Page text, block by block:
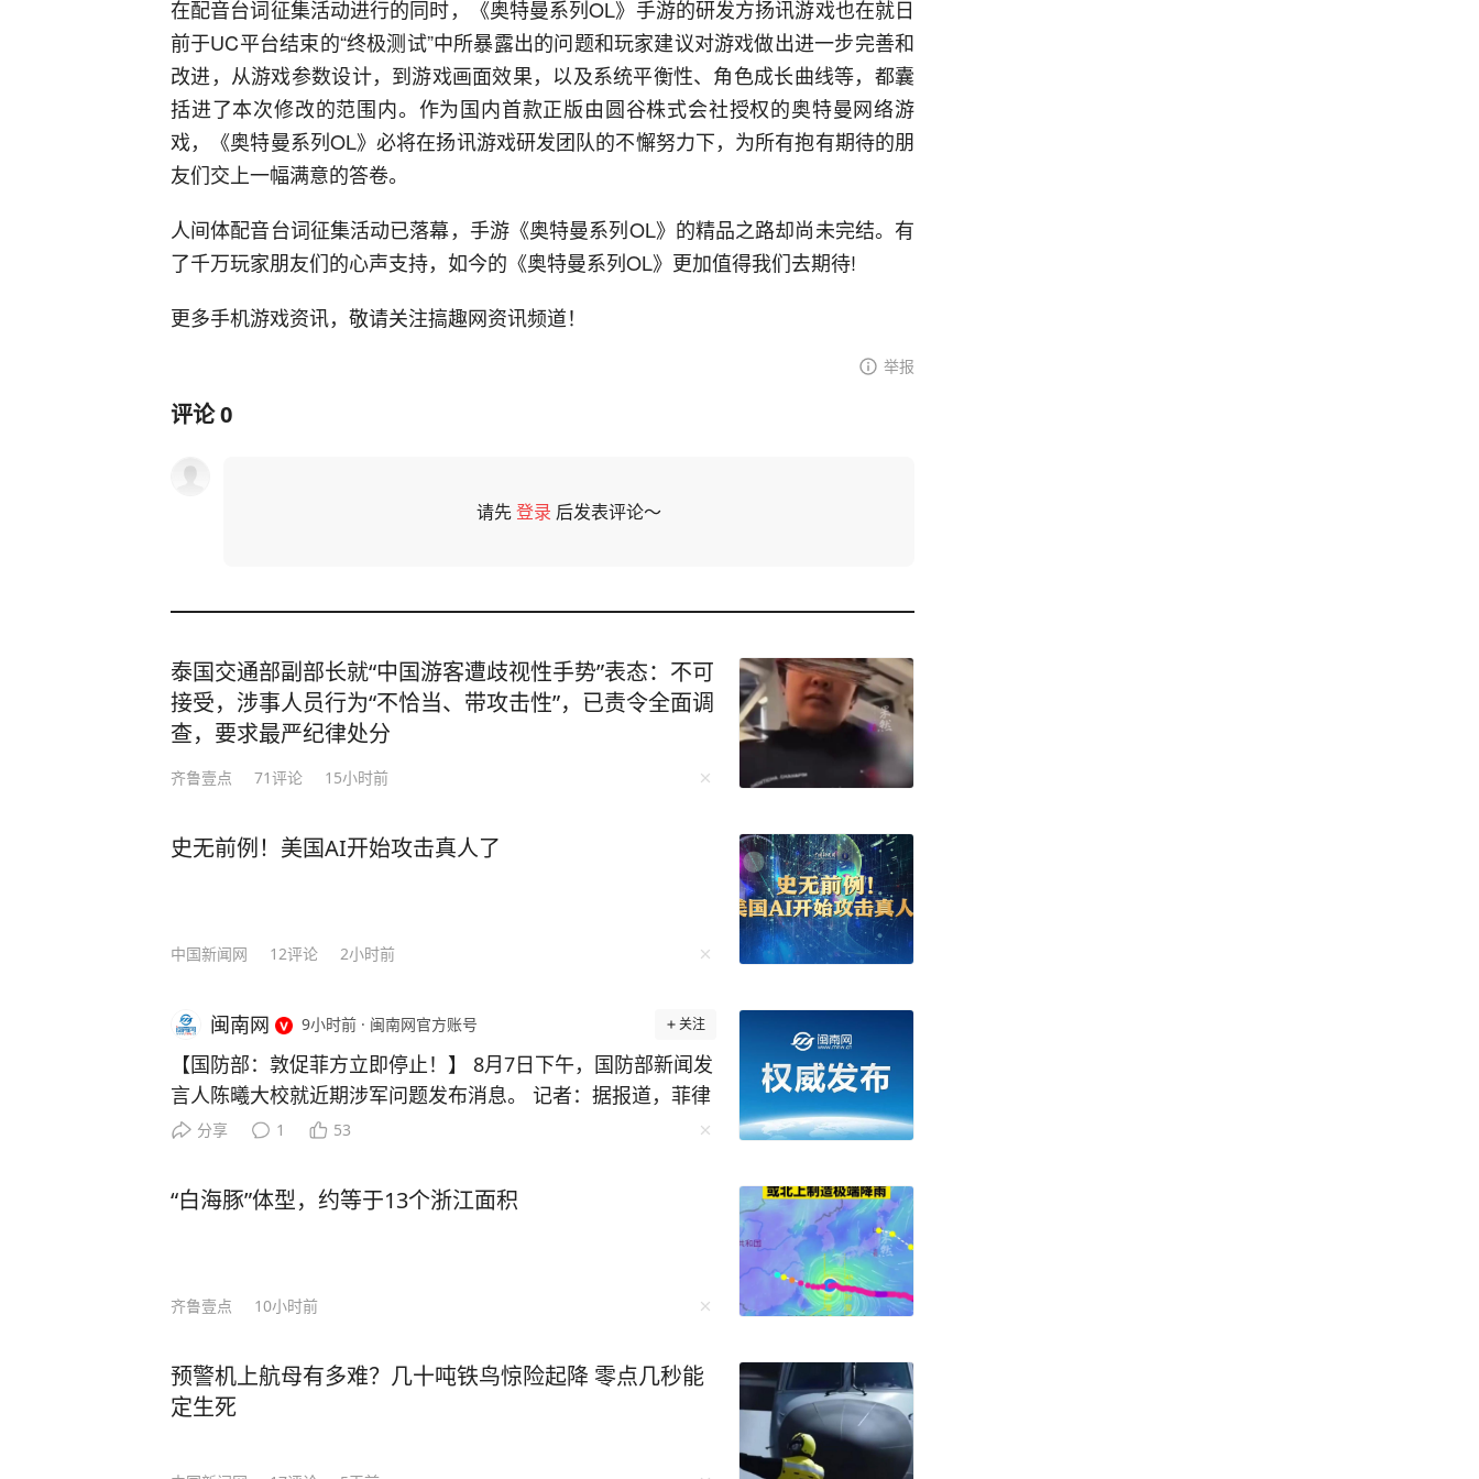
在配音台词征集活动进行的同时，《奥特曼系列OL》手游的研发方扬讯游戏也在就日
前于UC平台结束的“终极测试”中所暴露出的问题和玩家建议对游戏做出进一步完善和
改进，从游戏参数设计，到游戏画面效果，以及系统平衡性、角色成长曲线等，都囊
括进了本次修改的范围内。作为国内首款正版由圆谷株式会社授权的奥特曼网络游
戏，《奥特曼系列OL》必将在扬讯游戏研发团队的不懈努力下，为所有抱有期待的朋
友们交上一幅满意的答卷。
人间体配音台词征集活动已落幕，手游《奥特曼系列OL》的精品之路却尚未完结。有
了千万玩家朋友们的心声支持，如今的《奥特曼系列OL》更加值得我们去期待!
更多手机游戏资讯，敬请关注搞趣网资讯频道！
举报
评论0
请先登录 后发表评论～
泰国交通部副部长就“中国游客遭歧视性手势”表态：不可
接受，涉事人员行为“不恰当、带攻击性”，已责令全面调
查，要求最严纪律处分
齐鲁壹点 71评论 15小时前
史无前例！美国AI开始攻击真人了
中国新闻网 12评论 2小时前
闽南网 9小时前 · 闽南网官方账号 关注
【国防部：敦促菲方立即停止！】 8月7日下午，国防部新闻发
言人陈曦大校就近期涉军问题发布消息。 记者：据报道，菲律
宾向联合国交存所谓“黄岩岛及其周边海域的官方海图”后，中
海空联合演训，中国海警也位黄岩岛附近海域组织维权执法管
控演练。菲国家海事委员会发言人称中方在该区域进行的任何
主权和管辖权，是唯一有权依据国际法宣布黄岩岛领海基线的
与国际关系基本准则，是非法无效的。中方组织演训演练活
动，是对菲方侵权挑衅行径的严正警告，是捍卫黄岩岛主权和
分享 1 53
“白海豚”体型，约等于13个浙江面积
齐鲁壹点 10小时前
预警机上航母有多难？几十吨铁鸟惊险起降 零点几秒能
定生死